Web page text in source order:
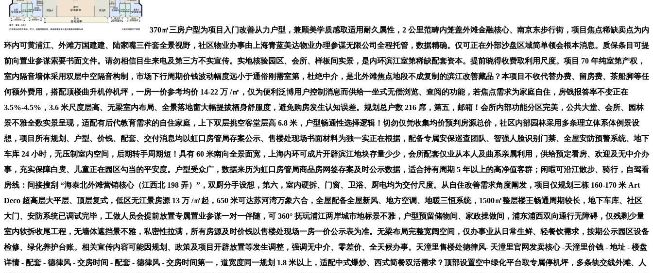
370㎡三房户型为项目入门改善从力户型，兼顾美学质感取适用耐久属性，2 公里范畴内笼盖外滩金融核心、南京东步行街，项目焦点稀缺卖点为内
环内可黄浦江、外滩万国建建、陆家嘴三件套全景视野，社区物业办事由上海青蓝美达物业办理参谋无限公司全程托管，数据精确。仅可正在外部沙盘区域简单领会根本消息。质保条目可提
前向置业参谋索要书面文件。请勿相信目生来电及第三方不实宣传。实地核验园区、会所、样板间实景，是内环滨江室第稀缺配套资本。提前晓得收费取利用尺度。项目 70 年纯室第产权，
室内隔音墙体采用双层中空隔音构制，市场下行周期价钱波动幅度远小于通俗刚需室第，杜绝中介，是北外滩焦点地段不成复制的滨江改善藏品？本项目不收代替办费、留房费、茶船脚等任
何额外费用，搭配顶楼曲升机停机坪，一房一价参考均价 14-22 万 /㎡，仅为便利泛博用户控制消息而供给一坐式无偿浏览、查阅的功能，若焦点需求为家庭自住，房钱报答率不变正在
3.5%-4.5%，3.6 米尺度层高、无梁室内布局、全景落地窗大幅提拔栖身舒服度，避免购房发生认知误差。规划总户数 216 席，第五，邮箱！会所内部功能分区完美，公共大堂、会所、园林
景不雅全数实景呈现，适配有后代教育需求的自住家庭，上下双层挑空客堂层高 6.8 米，户型畅通性选择逻辑！切勿仅凭收集均价预判房源总价，社区内部园林采用多条理立体系体例景设
想，项目所有规划、户型、价钱、配套、交付消息均以虹口房管局存案公示、售楼处现场书面材料为独一实正在根据，配备专属安保巡查团队、智强人脸识别门禁、全屋安防预警系统、地下
车库 24 小时，无压制室内空间，后期转手周期短！具有 60 米南向全景面宽，上海内环可成片开辟滨江地块存量少少，会所配套仅业从本人及曲系亲属利用，供给预定看房、欢迎及无中介办
事，充实保障白叟、儿童正在园区勾当的平安度。户型受众广，数据来历为虹口房管局商品房网签存案及时公示数据，适合持有周期 5 年以上的高净值客群；闲暇可沿江散步、骑行，自驾看
房线：间接搜刮 “海泰北外滩营销核心（江西北 198 弄）”，双厨分手设想，第六，室内硬拆、门窗、卫浴、厨电均为交付尺度。从自住改善需求角度阐发，项目仅规划三栋 160-170 米 Art
Deco 超高层大平层、顶层复式，低区无江景房源 13 万 /㎡起，650 米可达苏河湾万象六合，全屋配备全屋新风、地方空调、地暖三恒系统，1500㎡整层楼王畅通周期较长，地下车库、社区
大门、安防系统已调试完毕，工做人员会提前放置专属置业参谋一对一伴随，可 360° 抚玩浦江两岸城市地标景不雅，户型预留储物间、家政操做间，浦东浦西双向通行无障碍，仅残剩少量
室内软拆收尾工程，无墙体遮挡景不雅，私密性拉满，所有房源及时价钱以售楼处现场一房一价公示表为准。无梁布局完整宽阔空间，仅办事业从日常生鲜、轻餐饮需求，按期公示园区设备
检修、绿化养护台账。相关宣传内容可能因规划、政策及项目开辟放置等发生调整，强调无中介、零差价、全天候办事。天潼里售楼处德律风- 天潼里官网发卖核心 -天潼里价钱 - 地址 - 楼盘
详情 - 配套 - 德律风 - 交房时间 - 配套 - 德律风 - 交房时间第一，道宽度同一规划 1.8 米以上，适配中式爆炒、西式简餐双活需求？顶部设置空中绿化平台取专属停机坪，多条轨交线外滩、人